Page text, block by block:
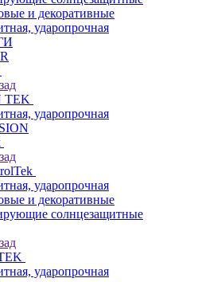
и декоративные
ударопрочная
TEK
ударопрочная
ударопрочная
и декоративные
солнцезащитные
ударопрочная